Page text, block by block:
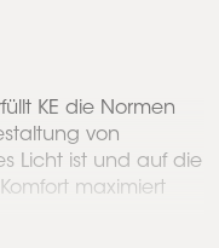
KE die Normen
von
Licht ist und auf die
maximiert